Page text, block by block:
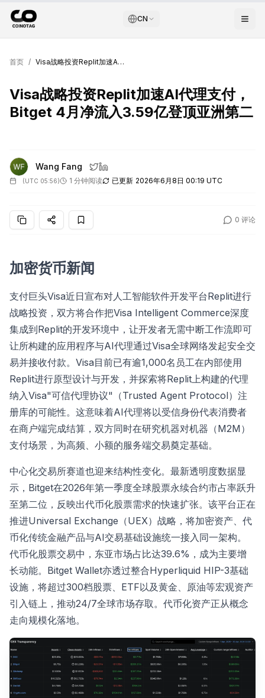
CN
首页 / Visa战略投资Replit加速AI代理支付，Bitget 4月净流入3.59亿登顶亚洲第二
Visa战略投资Replit加速AI代理支付，
Bitget 4月净流入3.59亿登顶亚洲第二
Wang Fang
(UTC 05:56) 1 分钟阅读 已更新 2026年6月8日 00:19 UTC
0 评论
加密货币新闻
支付巨头Visa近日宣布对人工智能软件开发平台Replit进行
战略投资，双方将合作把Visa Intelligent Commerce深度
集成到Replit的开发环境中，让开发者无需中断工作流即可
让所构建的应用程序与AI代理通过Visa全球网络发起安全交
易并接收付款。Visa目前已有逾1,000名员工在内部使用
Replit进行原型设计与开发，并探索将Replit上构建的代理
纳入Visa"可信代理协议"（Trusted Agent Protocol）注
册库的可能性。这意味着AI代理将以受信身份代表消费者
在商户端完成结算，双方同时在研究机器对机器（M2M）
支付场景，为高频、小额的服务端交易奠定基础。
中心化交易所赛道也迎来结构性变化。最新透明度数据显
示，Bitget在2026年第一季度全球股票永续合约市占率跃升
至第二位，反映出代币化股票需求的快速扩张。该平台正在
推进Universal Exchange（UEX）战略，将加密资产、代
币化传统金融产品与AI交易基础设施统一接入同一架构。
代币化股票交易中，东亚市场占比达39.6%，成为主要增
长动能。Bitget Wallet亦透过整合Hyperliquid HIP-3基础
设施，将超过300档股票、ETF以及黄金、原油等宏观资产
引入链上，推动24/7全球市场存取。代币化资产正从概念
走向规模化落地。